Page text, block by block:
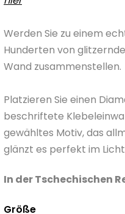
von
5
Sternen.
Werden Sie zu einem
Hunderten von
Wand zusammenstellen.
Platzieren Sie einen
beschriftete
gewähltes Motiv, das
glänzt es perfekt im
In der Tschechischen
Größe